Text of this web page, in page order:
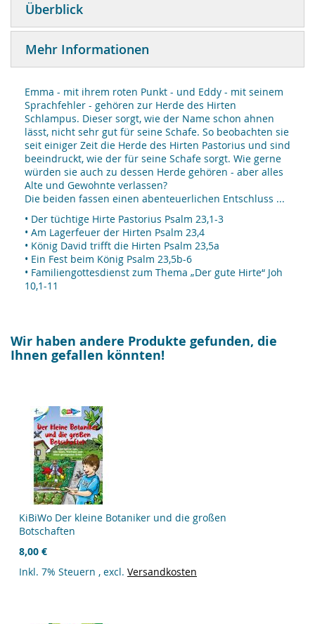
Überblick
Mehr Informationen
Emma - mit ihrem roten Punkt - und Eddy - mit seinem
Sprachfehler - gehören zur Herde des Hirten
Schlampus. Dieser sorgt, wie der Name schon ahnen
lässt, nicht sehr gut für seine Schafe. So beobachten sie
seit einiger Zeit die Herde des Hirten Pastorius und sind
beeindruckt, wie der für seine Schafe sorgt. Wie gerne
würden sie auch zu dessen Herde gehören - aber alles
Alte und Gewohnte verlassen?
Die beiden fassen einen abenteuerlichen Entschluss ...
• Der tüchtige Hirte Pastorius Psalm 23,1-3
• Am Lagerfeuer der Hirten Psalm 23,4
• König David trifft die Hirten Psalm 23,5a
• Ein Fest beim König Psalm 23,5b-6
• Familiengottesdienst zum Thema „Der gute Hirte“ Joh
10,1-11
Wir haben andere Produkte gefunden, die
Ihnen gefallen könnten!
KiBiWo Der kleine Botaniker und die großen
Botschaften
8,00 €
Inkl. 7% Steuern , excl. Versandkosten